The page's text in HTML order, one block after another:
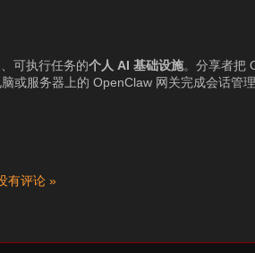
可执行任务的个人 AI 基础设施。分享者把
或服务器上的 OpenClaw 网关完成会话管
有评论 »